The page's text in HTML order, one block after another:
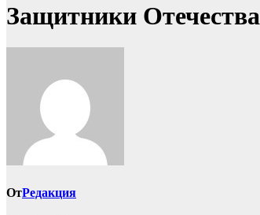
Защитники Отечества
ОтРедакция